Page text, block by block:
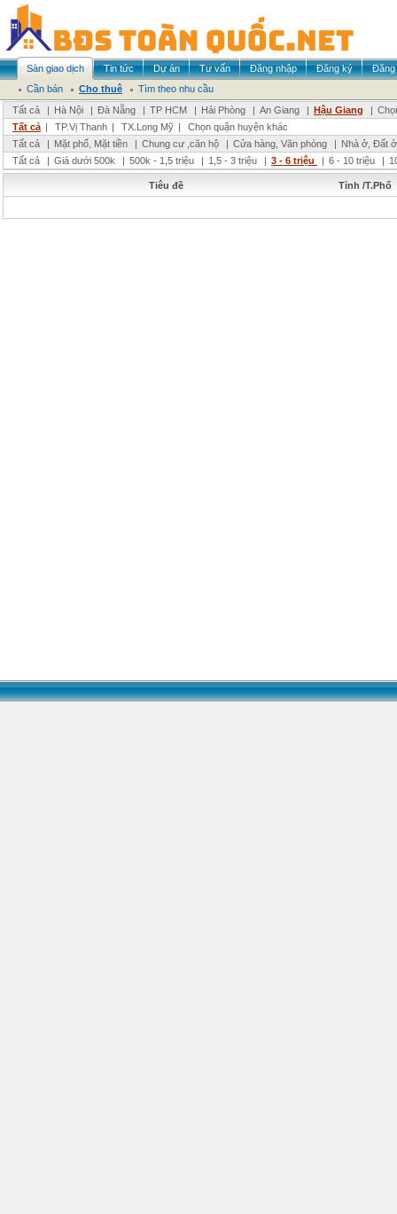
Sàn giao dịch Tin tức Dự án Tư vấn Đăng nhập Đăng ký
Đăng
Cần bán
Cho thuê
Tìm theo nhu cầu
Tất cả
| Hà Nội | Đà Nẵng | TP HCM | Hải Phòng | An Giang | Hậu Giang |
Tất cả | TP.Vị Thanh | TX.Long Mỹ |
Chọn quận huyện khác
Tất cả
| Mặt phố, Mặt tiền | Chung cư ,căn hộ | Cửa hàng, Văn phòng | Nhà ở, Đất ở
Tất cả
| Giá dưới 500k | 500k - 1,5 triệu | 1,5 - 3 triệu | 3 - 6 triệu | 6 - 10 triệu |
Tiêu đề Tỉnh /T.Phố